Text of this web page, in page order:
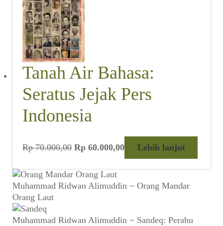
Tanah Air Bahasa:
Seratus Jejak Pers
Indonesia
Rp70.000,00
aslinya
Rp 70.000,00.
Rp 60.000,00
saat
Rp 60.000,00.
Lebih lanjut
Muhammad Ridwan Alimuddin ~ Orang Mandar
Orang Laut
Muhammad Ridwan Alimuddin ~ Sandeq: Perahu